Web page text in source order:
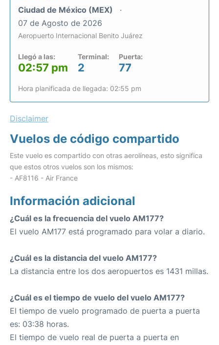
Ciudad de México (MEX)
07 de Agosto de 2026
Aeropuerto Internacional Benito Juárez
Llegó a las:
02:57 pm
Terminal:
2
Puerta:
77
Hora planificada de llegada: 02:55 pm
Disclaimer
Vuelos de código compartido
Este vuelo es compartido con otras aerolíneas, esto significa
que estos otros vuelos son los mismos:
- AF8116 - Air France
Información adicional
¿Cuál es la frecuencia del vuelo AM177?
El vuelo AM177 está programado para volar a diario.
¿Cuál es la distancia del vuelo AM177?
La distancia entre los dos aeropuertos es 1431 millas.
¿Cuál es el tiempo de vuelo del vuelo AM177?
El tiempo de vuelo programado de puerta a puerta
es: 03:38 horas.
El tiempo de vuelo real de puerta a puerta en